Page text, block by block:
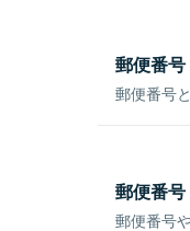
郵便番
郵便番号
郵便番
郵便番号